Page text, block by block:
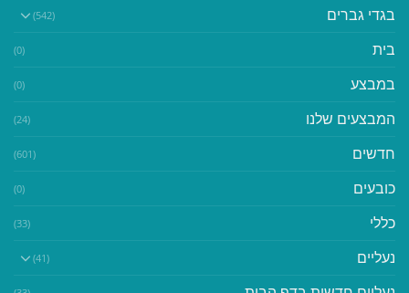
בגדי גברים (542)
בית (0)
במבצע (0)
המבצעים שלנו (24)
חדשים (601)
כובעים (0)
כללי (33)
נעליים (41)